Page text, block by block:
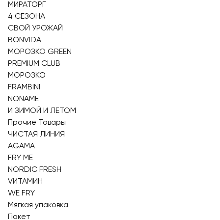
МИРАТОРГ
4 СЕЗОНА
СВОЙ УРОЖАЙ
BONVIDA
МОРОЗКО GREEN
PREMIUM CLUB
МОРОЗКО
FRAMBINI
NONAME
И ЗИМОЙ И ЛЕТОМ
Прочие Товары
ЧИСТАЯ ЛИНИЯ
AGAMA
FRY ME
NORDIC FRESH
VИТАМИН
WE FRY
Мягкая упаковка
Пакет